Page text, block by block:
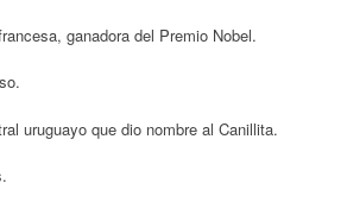
ganadora del Premio Nobel.
uruguayo que dio nombre al Canillita.